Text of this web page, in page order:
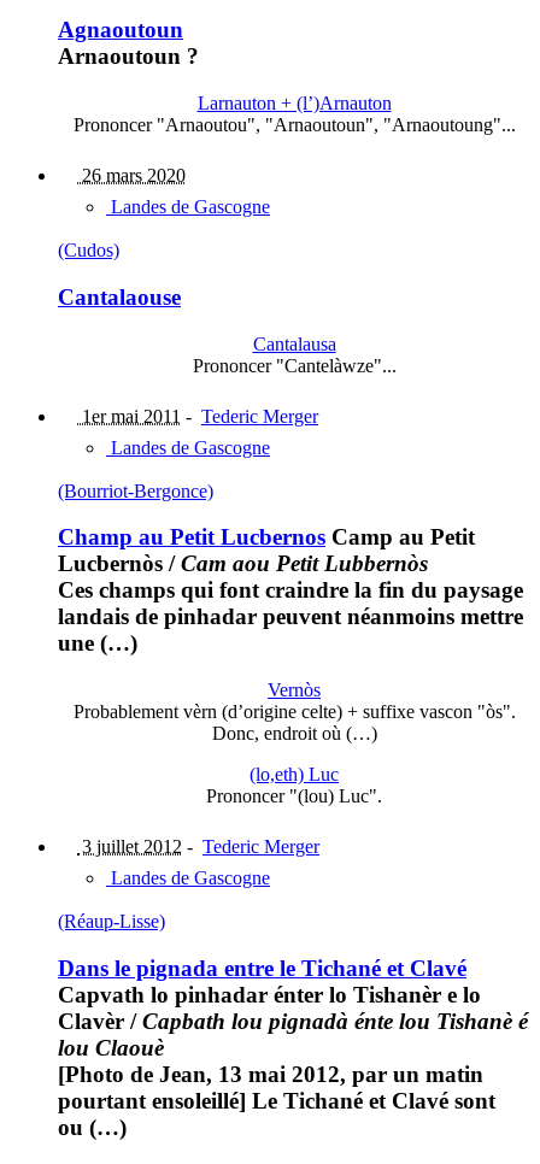
Agnaoutoun
Arnaoutoun ?
Larnauton + (l’)Arnauton
Prononcer "Arnaoutou", "Arnaoutoun", "Arnaoutoung"...
26 mars 2020
Landes de Gascogne
(Cudos)
Cantalaouse
Cantalausa
Prononcer "Cantelàwze"...
1er mai 2011 - Tederic Merger
Landes de Gascogne
(Bourriot-Bergonce)
Champ au Petit Lucbernos Camp au Petit
Lucbernòs /Cam aou Petit Lubbernòs
Ces champs qui font craindre la fin du paysage
landais de pinhadar peuvent néanmoins mettre
une (…)
Vernòs
Probablement vèrn (d’origine celte) + suffixe vascon "òs".
Donc, endroit où (…)
(lo,eth) Luc
Prononcer "(lou) Luc".
3 juillet 2012 - Tederic Merger
Landes de Gascogne
(Réaup-Lisse)
Dans le pignada entre le Tichané et Clavé
Capvath lo pinhadar énter lo Tishanèr e lo
Clavèr /Capbath lou pignadà énte lou Tishanè é
lou Claouè
[Photo de Jean, 13 mai 2012, par un matin
pourtant ensoleillé] Le Tichané et Clavé sont
ou (…)